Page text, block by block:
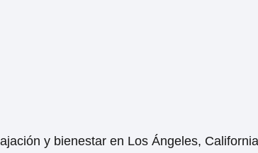
y bienestar en Los Ángeles,